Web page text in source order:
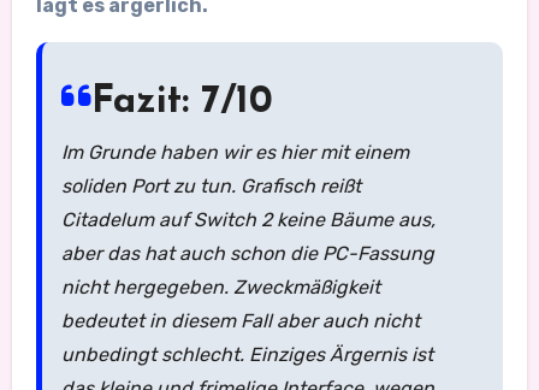
lagt es ärgerlich.
Fazit: 7/10
Im Grunde haben wir es hier mit einem
soliden Port zu tun. Grafisch reißt
Citadelum auf Switch 2 keine Bäume aus,
aber das hat auch schon die PC-Fassung
nicht hergegeben. Zweckmäßigkeit
bedeutet in diesem Fall aber auch nicht
unbedingt schlecht. Einziges Ärgernis ist